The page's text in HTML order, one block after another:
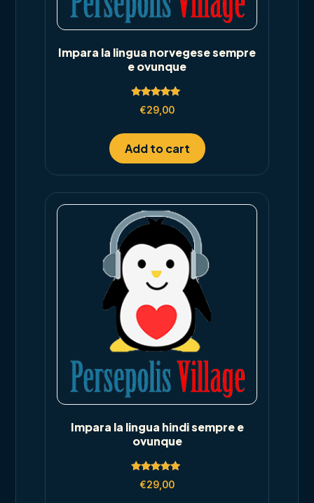
Impara la lingua norvegese sempre
e ovunque
Rated
5.00
€29,00
Add to cart
Impara la lingua hindi sempre e
ovunque
Rated
5.00
€29,00